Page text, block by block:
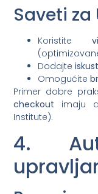
Saveti za
Koristite
Dodajte
Omogućite
Primer dobre
checkout imaju
Institute).
4.